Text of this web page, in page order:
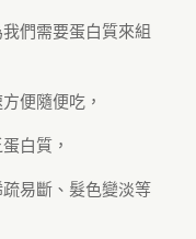
們需要蛋白質來組
便隨便吃，
白質，
易斷、髮色變淡等